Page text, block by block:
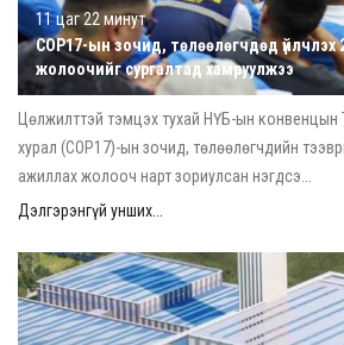
11 цаг 22 минут
COP17-ын зочид, төлөөлөгчдөд үйлчлэх
жолоочийг сургалтад хамруулжээ
Цөлжилттэй тэмцэх тухай НҮБ-ын конвенцын
хурал (COP17)-ын зочид, төлөөлөгчдийн
ажиллах жолооч нарт зориулсан нэгдсэ...
Дэлгэрэнгүй унших...